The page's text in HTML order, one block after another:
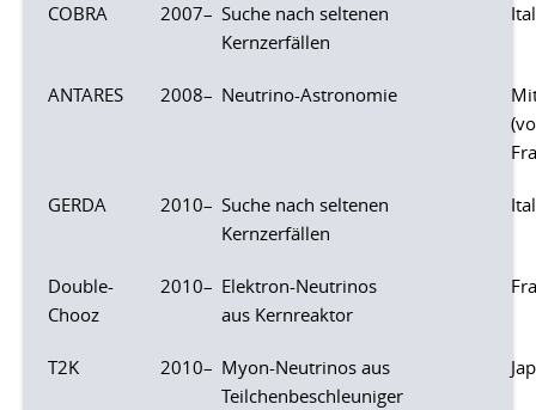
COBRA 2007– Suche nach seltenen
Kernzerfällen
ANTARES 2008– Neutrino-Astronomie
GERDA 2010– Suche nach seltenen
Kernzerfällen
Double-
Chooz
2010– Elektron-Neutrinos
aus Kernreaktor
T2K 2010– Myon-Neutrinos aus
Teilchenbeschleuniger